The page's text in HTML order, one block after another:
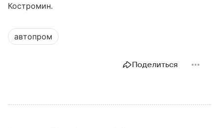
Костромин.
автопром
Поделиться